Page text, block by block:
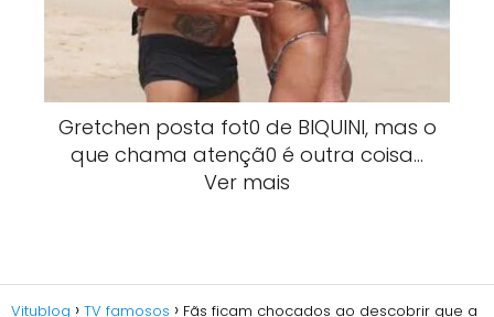
Gretchen posta fot0 de BlQUlNI, mas o
que chama atençã0 é outra coisa…
Ver mais
Vitublog TV famosos Fãs ficam chocados ao descobrir que a